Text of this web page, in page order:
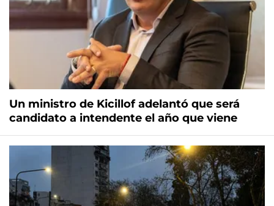
Un ministro de Kicillof adelantó que será
candidato a intendente el año que viene